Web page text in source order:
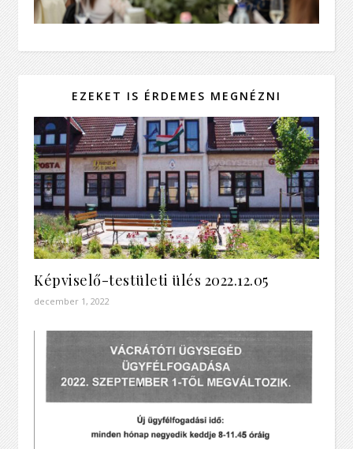
EZEKET IS ÉRDEMES MEGNÉZNI
Képviselő-testületi ülés 2022.12.05
december 1, 2022